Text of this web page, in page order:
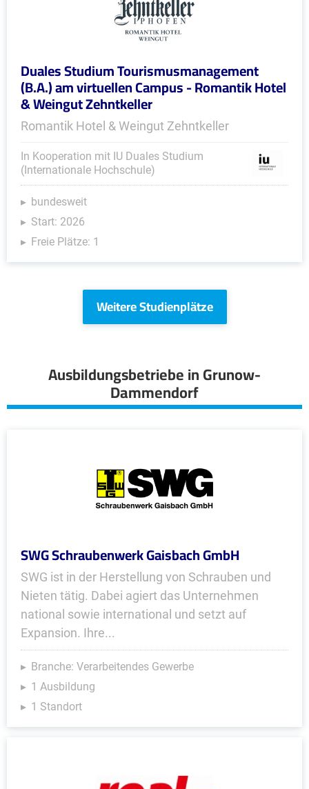
Duales Studium Tourismusmanagement
(B.A.) am virtuellen Campus - Romantik Hotel
& Weingut Zehntkeller
Romantik Hotel & Weingut Zehntkeller
In Kooperation mit IU Duales Studium
(Internationale Hochschule)
bundesweit
Start: 2026
Freie Plätze: 1
Weitere Studienplätze
Ausbildungsbetriebe in Grunow-
Dammendorf
SWG Schraubenwerk Gaisbach GmbH
SWG ist in der Herstellung von Schrauben und
Nieten tätig. Dabei agiert das Unternehmen
national sowie international und setzt auf
Expansion. Ihre...
Branche: Verarbeitendes Gewerbe
1 Ausbildung
1 Standort